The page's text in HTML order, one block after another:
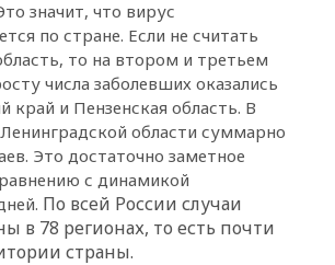
значит, что вирус
по стране. Если не считать
то на втором и третьем
числа заболевших оказались
край и Пензенская область. В
области суммарно
Это достаточно заметное
с динамикой
По всей России случаи
в 78 регионах, то есть почти
страны.